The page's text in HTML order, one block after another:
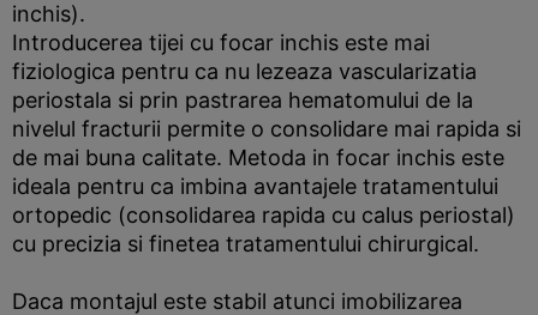
inchis).
Introducerea tijei cu focar inchis este mai
fiziologica pentru ca nu lezeaza vascularizatia
periostala si prin pastrarea hematomului de la
nivelul fracturii permite o consolidare mai rapida si
de mai buna calitate. Metoda in focar inchis este
ideala pentru ca imbina avantajele tratamentului
ortopedic (consolidarea rapida cu calus periostal)
cu precizia si finetea tratamentului chirurgical.
Daca montajul este stabil atunci imobilizarea